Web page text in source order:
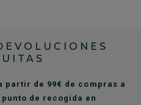
partir de 99€ de compras a
de recogida en